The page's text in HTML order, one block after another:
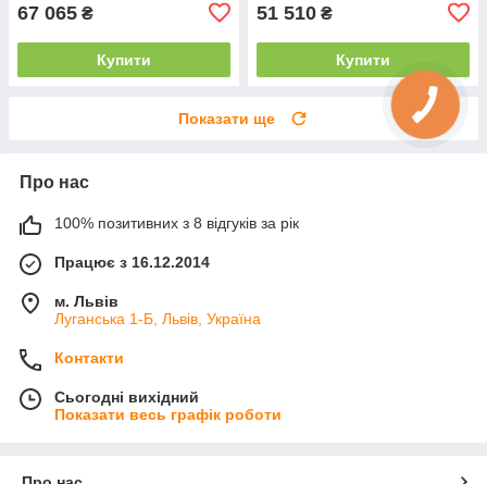
67 065 ₴
Купити
51 510 ₴
Купити
Показати ще
Про нас
100% позитивних з 8 відгуків за рік
Працює з 16.12.2014
м. Львів
Луганська 1-Б, Львів, Україна
Контакти
Сьогодні вихідний
Показати весь графік роботи